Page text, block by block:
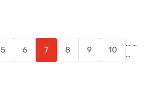
…
5 6 7 8 9 10
…
…